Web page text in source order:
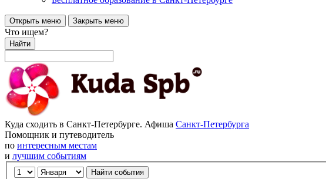
Открыть меню Закрыть меню
Что ищем?
Найти
Куда сходить в Санкт-Петербурге. Афиша Санкт-Петербурга
Помощник и путеводитель
по интересным местам
и лучшим событиям